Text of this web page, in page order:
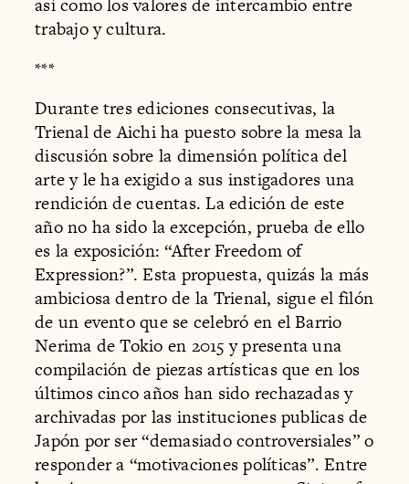
así como los valores de intercambio entre
trabajo y cultura.
***
Durante tres ediciones consecutivas, la
Trienal de Aichi ha puesto sobre la mesa la
discusión sobre la dimensión política del
arte y le ha exigido a sus instigadores una
rendición de cuentas. La edición de este
año no ha sido la excepción, prueba de ello
es la exposición: “After Freedom of
Expression?”. Esta propuesta, quizás la más
ambiciosa dentro de la Trienal, sigue el filón
de un evento que se celebró en el Barrio
Nerima de Tokio en 2015 y presenta una
compilación de piezas artísticas que en los
últimos cinco años han sido rechazadas y
archivadas por las instituciones publicas de
Japón por ser “demasiado controversiales” o
responder a “motivaciones políticas”. Entre